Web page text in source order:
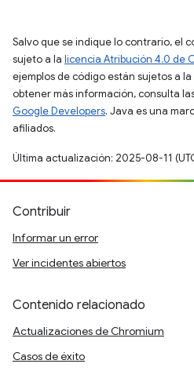
Salvo que se indique lo contrario, el
sujeto a la licencia Atribución 4.0 de
ejemplos de código están sujetos a la
obtener más información, consulta
Google Developers. Java es una
afiliados.
Última actualización: 2025-08-11
Contribuir
Informar un error
Ver incidentes abiertos
Contenido relacionado
Actualizaciones de Chromium
Casos de éxito